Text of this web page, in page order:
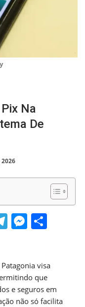
Na
De
Telegram
visa
que
e seguros em
não só facilita